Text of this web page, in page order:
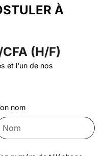
À
(H/F)
et l'un de nos
nom